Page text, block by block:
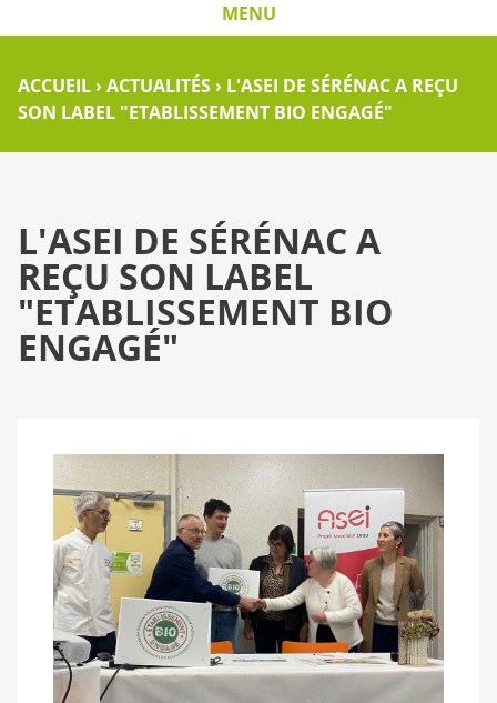
MENU
ACCUEIL ›ACTUALITÉS › L'ASEI DE SÉRÉNAC A REÇU
SON LABEL "ETABLISSEMENT BIO ENGAGÉ"
L'ASEI DE SÉRÉNAC A
REÇU SON LABEL
"ETABLISSEMENT BIO
ENGAGÉ"